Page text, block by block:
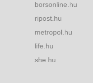
borsonline.hu
ripost.hu
metropol.hu
life.hu
she.hu